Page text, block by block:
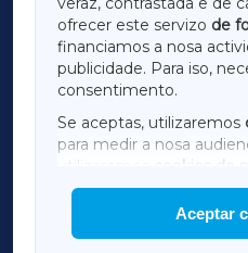
ofrecer este servizo de
financiamos a nosa
publicidade. Para iso,
consentimento.
Se aceptas, utilizaremos
para medir a nosa
utilizaremos
cookies de
mostrar publicidade de
Así mesmo, podes
cookies que desexas
Aceptar